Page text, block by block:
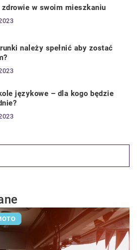
zdrowie w swoim mieszkaniu
należy spełnić aby zostać
językowe – dla kogo będzie